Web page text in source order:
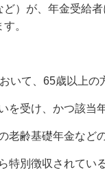
）が、年金受給
。
いて、65歳以上の
を受け、かつ該
老齢基礎年金など
特別徴収されてい